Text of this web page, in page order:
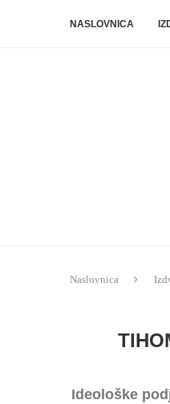
NASLOVNICA
Naslovnica
Ideološke